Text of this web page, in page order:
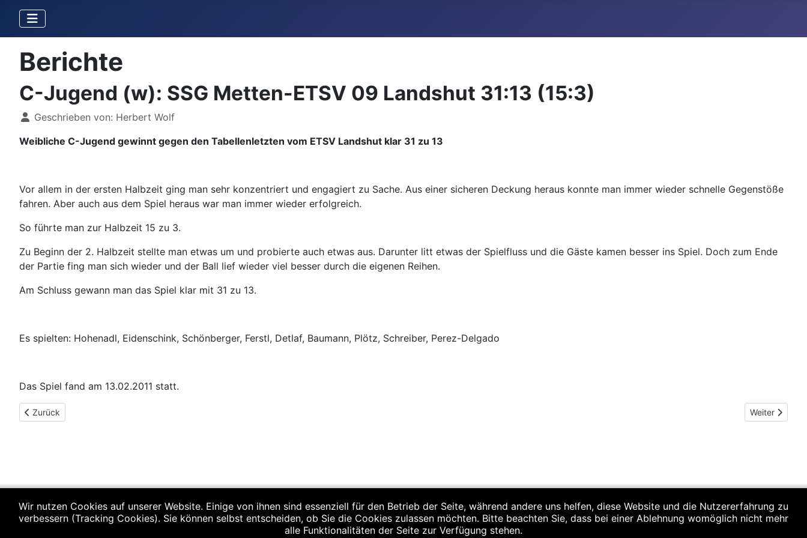
Berichte
C-Jugend (w): SSG Metten-ETSV 09 Landshut 31:13 (15:3)
DetailsGeschrieben von: Herbert Wolf
Weibliche C-Jugend gewinnt gegen den Tabellenletzten vom ETSV Landshut klar 31 zu 13
Vor allem in der ersten Halbzeit ging man sehr konzentriert und engagiert zu Sache. Aus einer sicheren Deckung heraus konnte man immer wieder schnelle Gegenstöße
fahren. Aber auch aus dem Spiel heraus war man immer wieder erfolgreich.
So führte man zur Halbzeit 15 zu 3.
Zu Beginn der 2. Halbzeit stellte man etwas um und probierte auch etwas aus. Darunter litt etwas der Spielfluss und die Gäste kamen besser ins Spiel. Doch zum Ende
der Partie fing man sich wieder und der Ball lief wieder viel besser durch die eigenen Reihen.
Am Schluss gewann man das Spiel klar mit 31 zu 13.
Es spielten: Hohenadl, Eidenschink, Schönberger, Ferstl, Detlaf, Baumann, Plötz, Schreiber, Perez-Delgado
Das Spiel fand am 13.02.2011 statt.
Vorheriger Beitrag: C-Jugend (w): TV Landau-SSG Metten 15:23 (8:12)
Zurück Nächster
Weiter
Wir nutzen Cookies auf unserer Website. Einige von ihnen sind essenziell für den Betrieb der Seite, während andere uns helfen, diese Website und die Nutzererfahrung zu
verbessern (Tracking Cookies). Sie können selbst entscheiden, ob Sie die Cookies zulassen möchten. Bitte beachten Sie, dass bei einer Ablehnung womöglich nicht mehr
alle Funktionalitäten der Seite zur Verfügung stehen.